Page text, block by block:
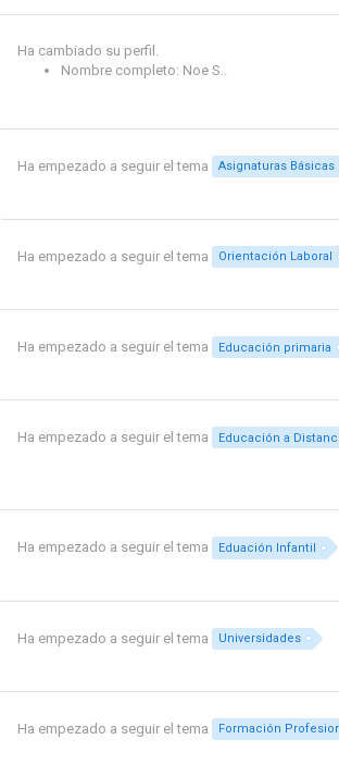
Ha cambiado su perfil.
Nombre completo: Noe S..
Ha empezado a seguir el tema Asignaturas Básicas
Ha empezado a seguir el tema Orientación Laboral
Ha empezado a seguir el tema Educación primaria
Ha empezado a seguir el tema Educación a
Ha empezado a seguir el tema Eduación Infantil
Ha empezado a seguir el tema Universidades
Ha empezado a seguir el tema Formación